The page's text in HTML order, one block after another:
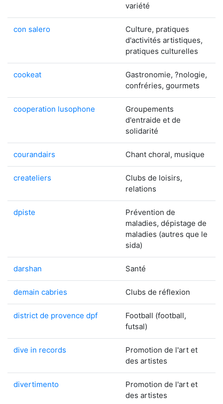
variété
con salero
Culture, pratiques
d'activités artistiques,
pratiques culturelles
cookeat
Gastronomie, ?nologie,
confréries, gourmets
cooperation lusophone
Groupements
d'entraide et de
solidarité
courandairs Chant choral, musique
createliers
Clubs de loisirs,
relations
dpiste
Prévention de
maladies, dépistage de
maladies (autres que le
sida)
darshan Santé
demain cabries Clubs de réflexion
district de provence dpf
Football (football,
futsal)
dive in records
Promotion de l'art et
des artistes
divertimento
Promotion de l'art et
des artistes